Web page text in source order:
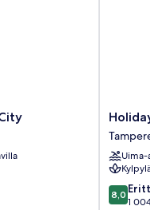
Holiday
Club
Uima-
8.0
kautta
8,0
1